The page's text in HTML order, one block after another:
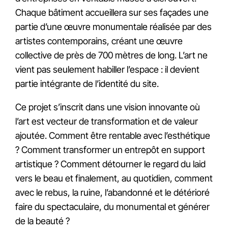
Chaque bâtiment accueillera sur ses façades une
partie d’une œuvre monumentale réalisée par des
artistes contemporains, créant une œuvre
collective de près de 700 mètres de long. L’art ne
vient pas seulement habiller l’espace : il devient
partie intégrante de l’identité du site.
Ce projet s’inscrit dans une vision innovante où
l’art est vecteur de transformation et de valeur
ajoutée. Comment être rentable avec l’esthétique
? Comment transformer un entrepôt en support
artistique ? Comment détourner le regard du laid
vers le beau et finalement, au quotidien, comment
avec le rebus, la ruine, l’abandonné et le détérioré
faire du spectaculaire, du monumental et générer
de la beauté ?